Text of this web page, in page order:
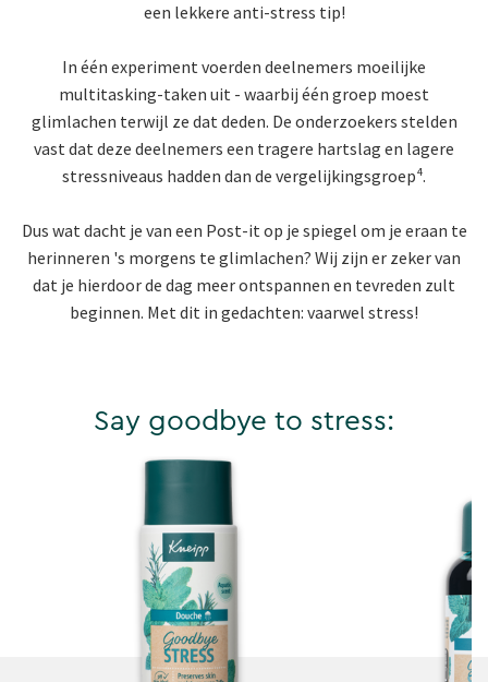
een lekkere anti-stress tip!
In één experiment voerden deelnemers moeilijke
multitasking-taken uit - waarbij één groep moest
glimlachen terwijl ze dat deden. De onderzoekers stelden
vast dat deze deelnemers een tragere hartslag en lagere
stressniveaus hadden dan de vergelijkingsgroep⁴.
Dus wat dacht je van een Post-it op je spiegel om je eraan te
herinneren 's morgens te glimlachen? Wij zijn er zeker van
dat je hierdoor de dag meer ontspannen en tevreden zult
beginnen. Met dit in gedachten: vaarwel stress!
Say goodbye to stress: